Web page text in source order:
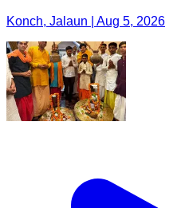
Konch, Jalaun | Aug 5, 2026